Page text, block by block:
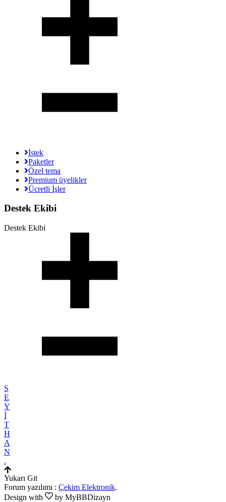
İstek
Paketler
Özel tema
Premium üyelikler
Ücretli İşler
Destek Ekibi
Destek Ekibi
S
E
Y
İ
T
H
A
N
.
Yukarı Git
Forum yazılımı : Çekim Elektronik.
Design with
by MyBBDizayn